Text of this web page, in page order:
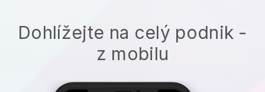
Dohlížejte na celý podnik -
z mobilu